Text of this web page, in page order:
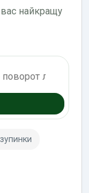
найкращу